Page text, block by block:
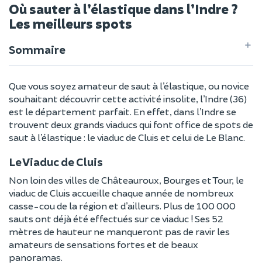
Où sauter à l’élastique dans l’Indre ?
Les meilleurs spots
Sommaire
Que vous soyez amateur de saut à l’élastique, ou novice
souhaitant découvrir cette activité insolite, l’Indre (36)
est le département parfait. En effet, dans l’Indre se
trouvent deux grands viaducs qui font office de spots de
saut à l’élastique : le viaduc de Cluis et celui de Le Blanc.
Le Viaduc de Cluis
Non loin des villes de Châteauroux, Bourges et Tour, le
viaduc de Cluis accueille chaque année de nombreux
casse-cou de la région et d’ailleurs. Plus de 100 000
sauts ont déjà été effectués sur ce viaduc ! Ses 52
mètres de hauteur ne manqueront pas de ravir les
amateurs de sensations fortes et de beaux
panoramas.